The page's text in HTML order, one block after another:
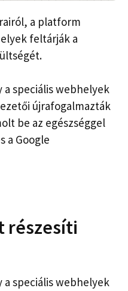
a platform
feltárják a
a speciális webhelyek
újrafogalmazták
be az egészséggel
a Google
részesíti
a speciális webhelyek